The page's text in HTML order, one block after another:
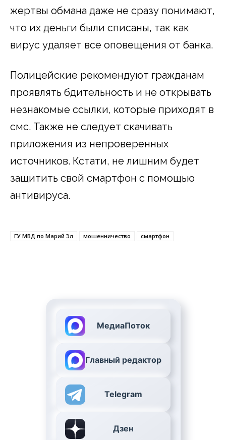
жертвы обмана даже не сразу понимают,
что их деньги были списаны, так как
вирус удаляет все оповещения от банка.
Полицейские рекомендуют гражданам
проявлять бдительность и не открывать
незнакомые ссылки, которые приходят в
смс. Также не следует скачивать
приложения из непроверенных
источников. Кстати, не лишним будет
защитить свой смартфон с помощью
антивируса.
ГУ МВД по Марий Эл мошенничество смартфон
МедиаПоток
Главный редактор
Telegram
Дзен